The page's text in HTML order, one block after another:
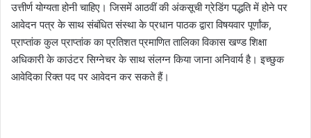
उत्तीर्ण योग्यता होनी चाहिए। जिसमें आठवीं की अंकसूची ग्रेडिंग पद्धति में होने पर
आवेदन पत्र के साथ संबंधित संस्था के प्रधान पाठक द्वारा विषयवार पूर्णांक,
प्राप्तांक कुल प्राप्तांक का प्रतिशत प्रमाणित तालिका विकास खण्ड शिक्षा
अधिकारी के काउंटर सिग्नेचर के साथ संलग्न किया जाना अनिवार्य है। इच्छुक
आवेदिका रिक्त पद पर आवेदन कर सकते हैं।